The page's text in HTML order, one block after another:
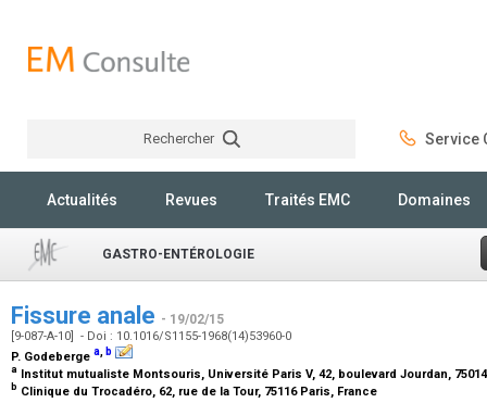
Rechercher Service
Actualités Revues Traités EMC Domaines
GASTRO-ENTÉROLOGIE
Fissure anale - 19/02/15
[9-087-A-10] - Doi : 10.1016/S1155-1968(14)53960-0
P. Godeberge a, b
a Institut mutualiste Montsouris, Université Paris V, 42, boulevard Jourdan,
b Clinique du Trocadéro, 62, rue de la Tour, 75116 Paris, France